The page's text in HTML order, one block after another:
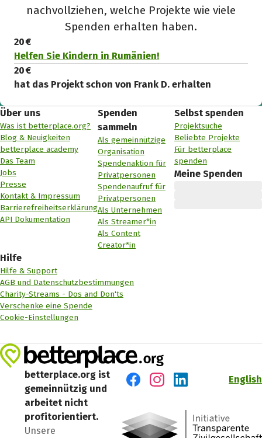
nachvollziehen, welche Projekte wie viele
Spenden erhalten haben.
20 €
Helfen Sie Kindern in Rumänien!
20 €
hat das Projekt schon von Frank D. erhalten
Über uns
Was ist betterplace.org?
Blog & Neuigkeiten
betterplace academy
Das Team
Jobs
Presse
Kontakt & Impressum
Barrierefreiheitserklärung
API Dokumentation
Spenden
sammeln
Als gemeinnützige
Organisation
Spendenaktion für
Privatpersonen
Spendenaufruf für
Privatpersonen
Als Unternehmen
Als Streamer*in
Als Content
Creator*in
Selbst spenden
Projektsuche
Beliebte Projekte
Für betterplace
spenden
Meine Spenden
Hilfe
Hilfe & Support
AGB und Datenschutzbestimmungen
Charity-Streams - Dos and Don'ts
Verschenke eine Spende
Cookie-Einstellungen
betterplace.org ist
gemeinnützig und
arbeitet nicht
profitorientiert.
Unsere
English